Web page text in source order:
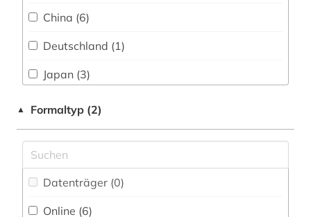
wirtschaft (1)
zeischrift (1)
zeitung (5)
China (6)
Deutschland (1)
Japan (3)
Korea (2)
Ostasien (7)
Suedamerika (1)
▲ Formaltyp (2)
Datenträger (0)
Online (6)